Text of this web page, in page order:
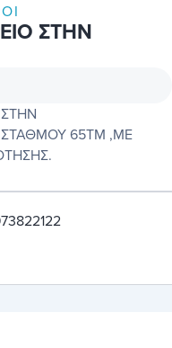
ΣΤΗΝ
65ΤΜ ,ΜΕ